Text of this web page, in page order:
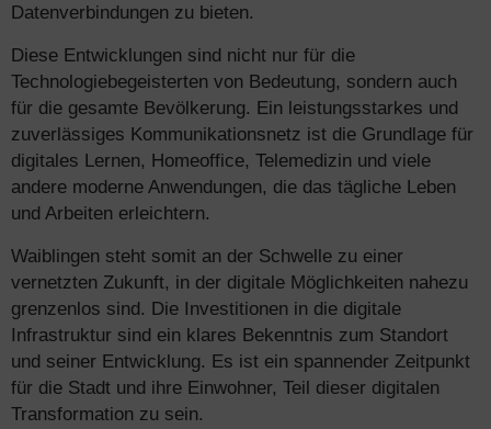
Datenverbindungen zu bieten.
Diese Entwicklungen sind nicht nur für die
Technologiebegeisterten von Bedeutung, sondern auch
für die gesamte Bevölkerung. Ein leistungsstarkes und
zuverlässiges Kommunikationsnetz ist die Grundlage für
digitales Lernen, Homeoffice, Telemedizin und viele
andere moderne Anwendungen, die das tägliche Leben
und Arbeiten erleichtern.
Waiblingen steht somit an der Schwelle zu einer
vernetzten Zukunft, in der digitale Möglichkeiten nahezu
grenzenlos sind. Die Investitionen in die digitale
Infrastruktur sind ein klares Bekenntnis zum Standort
und seiner Entwicklung. Es ist ein spannender Zeitpunkt
für die Stadt und ihre Einwohner, Teil dieser digitalen
Transformation zu sein.